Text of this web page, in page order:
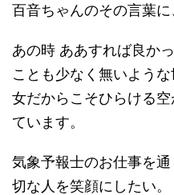
百音ちゃんのその言葉に
あの時 ああすれば良か
ことも少なく無いよう
女だからこそひらける
ています。
気象予報士のお仕事を
切な人を笑顔にしたい。